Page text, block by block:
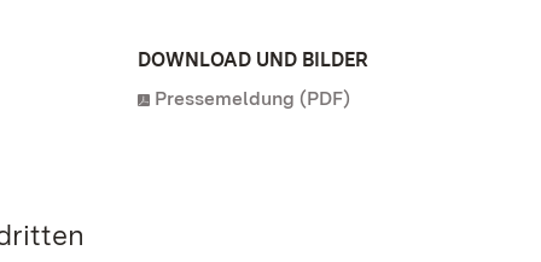
DOWNLOAD UND BILDER
Pressemeldung (PDF)